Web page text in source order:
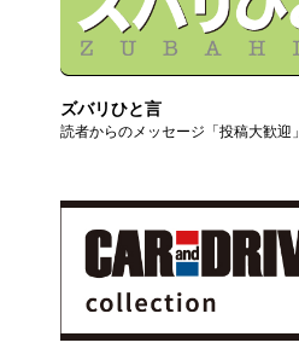
ズバリひと言
読者からのメッセージ「投稿大歓迎」